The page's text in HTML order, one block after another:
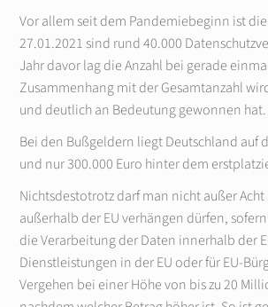
Vor allem seit dem Pandemiebeginn ist
27.01.2021 sind rund 40.000
Jahr davor lag die Anzahl bei gerade
Zusammenhang mit der Gesamtanzahl
und deutlich an Bedeutung gewonnen hat.
Bei den Bußgeldern liegt Deutschland auf
und nur 300.000 Euro hinter dem
Nichtsdestotrotz darf man nicht außer
außerhalb der EU verhängen dürfen,
die Verarbeitung der Daten innerhalb der
Dienstleistungen in der EU oder für EU-
Vergehen bei einer Höhe von bis zu 20